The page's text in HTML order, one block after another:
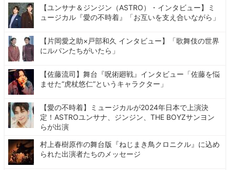
【ユンサナ＆ジンジン（ASTRO）・インタビュー】ミ
ュージカル『愛の不時着』「お互いを支え合いながら」
【片岡愛之助×戸部和久 インタビュー】「歌舞伎の世界
にルパンたちがいたら」
【佐藤流司】舞台『呪術廻戦』インタビュー「佐藤を悩
ませた“虎杖悠仁”というキャラクター」
【愛の不時着】ミュージカルが2024年日本で上演決
定！ASTROユンサナ、ジンジン、THE BOYZサンヨン
らが出演
村上春樹原作の舞台版『ねじまき鳥クロニクル』に込め
られた出演者たちのメッセージ